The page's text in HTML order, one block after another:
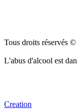
Tous droits réservés
L'abus d'alcool est
Creation